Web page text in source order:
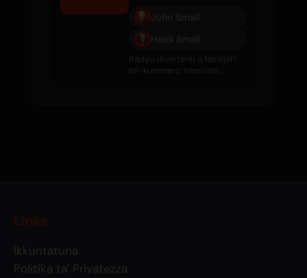
John Small
Heidi Small
Radyu divertenti u familjari
bil-kummerċ, intervisti,
Links
Ikkuntatuna
Politika ta' Privatezza